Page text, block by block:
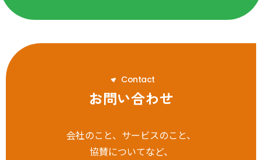
Contact
お問い合わせ
会社のこと、サービスのこと、
協賛についてなど、